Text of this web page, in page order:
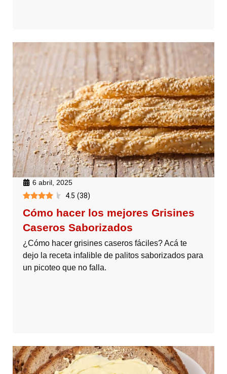
6 abril, 2025
4.5 (38)
Cómo hacer los mejores Grisines
Caseros Saborizados
¿Cómo hacer grisines caseros fáciles? Acá te
dejo la receta infalible de palitos saborizados para
un picoteo que no falla.